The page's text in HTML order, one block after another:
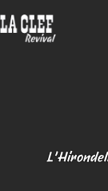
au
contenu